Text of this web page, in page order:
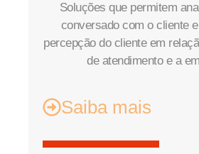
Soluções que permitem
conversado com o cliente
percepção do cliente em
de atendimento e a
Saiba mais